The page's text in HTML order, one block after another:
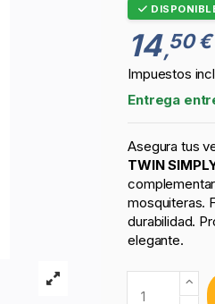
14,50 €
Impuestos
Entrega
Asegura tus
TWIN
mosquiteras.
durabilidad.
elegante.